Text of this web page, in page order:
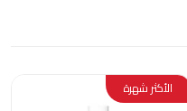
الأكثر شهرة